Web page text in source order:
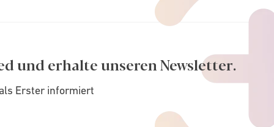
und erhalte unseren Newsletter.
Erster informiert